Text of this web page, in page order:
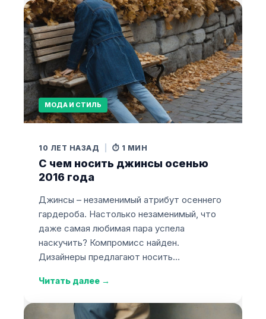
МОДА И СТИЛЬ
10 ЛЕТ НАЗАД ⏱️ 1 МИН
С чем носить джинсы осенью
2016 года
Джинсы – незаменимый атрибут осеннего
гардероба. Настолько незаменимый, что
даже самая любимая пара успела
наскучить? Компромисс найден.
Дизайнеры предлагают носить…
Читать далее →